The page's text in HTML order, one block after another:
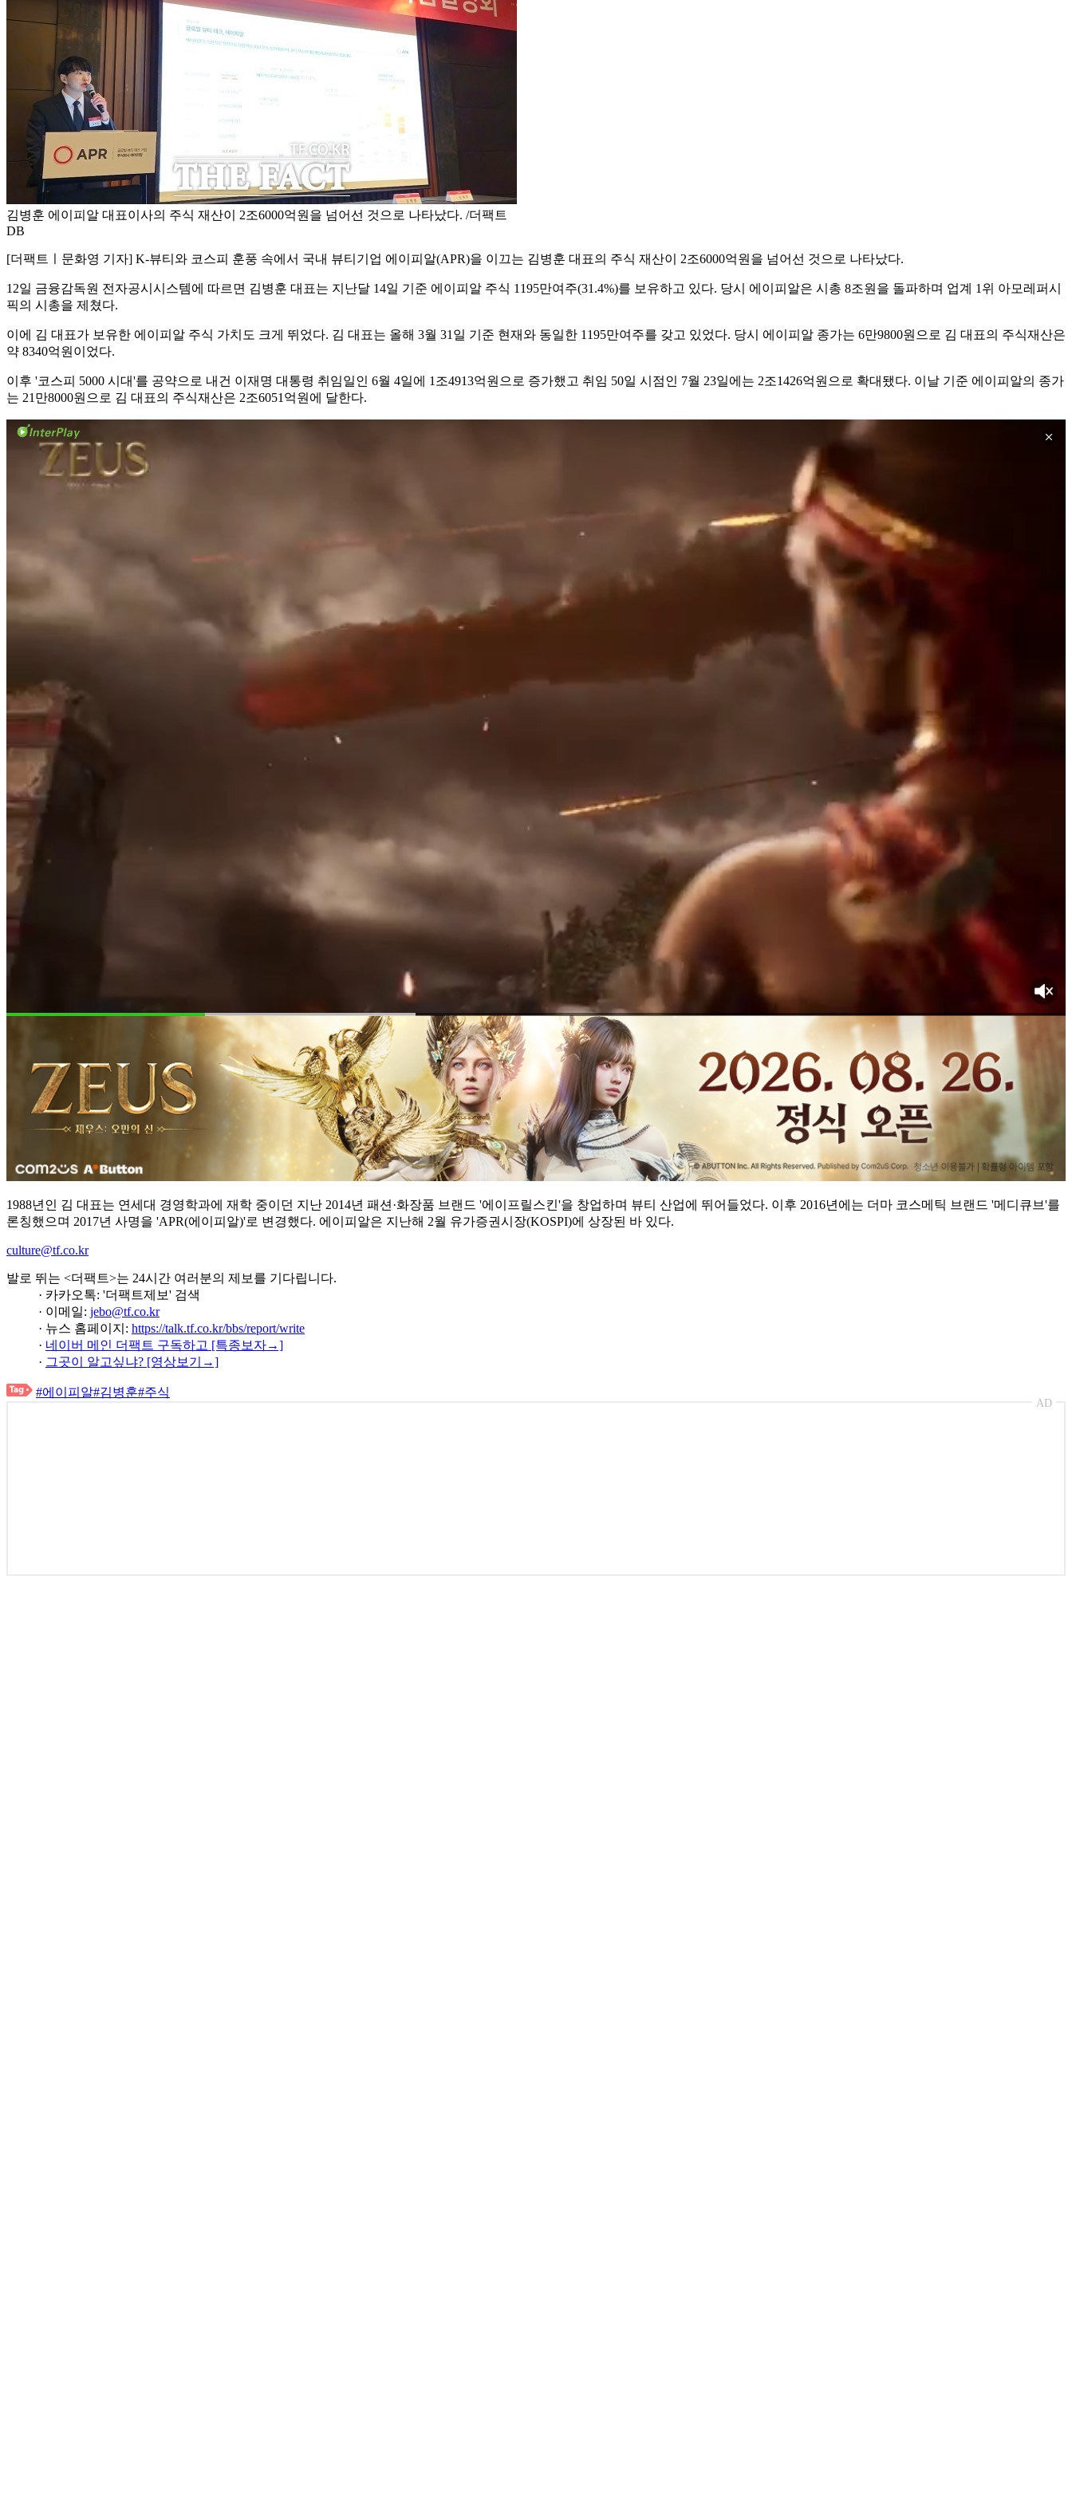
김병훈 에이피알 대표이사의 주식 재산이 2조6000억원을 넘어선 것으로 나타났다. /더팩트
DB
[더팩트ㅣ문화영 기자] K-뷰티와 코스피 훈풍 속에서 국내 뷰티기업 에이피알(APR)을 이끄는 김병훈 대표의 주식 재산이 2조6000억원을 넘어선 것으로 나타났다.
12일 금융감독원 전자공시시스템에 따르면 김병훈 대표는 지난달 14일 기준 에이피알 주식 1195만여주(31.4%)를 보유하고 있다. 당시 에이피알은 시총 8조원을 돌파하며 업계 1위 아모레퍼시
픽의 시총을 제쳤다.
이에 김 대표가 보유한 에이피알 주식 가치도 크게 뛰었다. 김 대표는 올해 3월 31일 기준 현재와 동일한 1195만여주를 갖고 있었다. 당시 에이피알 종가는 6만9800원으로 김 대표의 주식재산은
약 8340억원이었다.
이후 '코스피 5000 시대'를 공약으로 내건 이재명 대통령 취임일인 6월 4일에 1조4913억원으로 증가했고 취임 50일 시점인 7월 23일에는 2조1426억원으로 확대됐다. 이날 기준 에이피알의 종가
는 21만8000원으로 김 대표의 주식재산은 2조6051억원에 달한다.
1988년인 김 대표는 연세대 경영학과에 재학 중이던 지난 2014년 패션·화장품 브랜드 '에이프릴스킨'을 창업하며 뷰티 산업에 뛰어들었다. 이후 2016년에는 더마 코스메틱 브랜드 '메디큐브'를
론칭했으며 2017년 사명을 'APR(에이피알)'로 변경했다. 에이피알은 지난해 2월 유가증권시장(KOSPI)에 상장된 바 있다.
culture@tf.co.kr
발로 뛰는 <더팩트>는 24시간 여러분의 제보를 기다립니다.
· 카카오톡: '더팩트제보' 검색
· 이메일: jebo@tf.co.kr
· 뉴스 홈페이지: https://talk.tf.co.kr/bbs/report/write
· 네이버 메인 더팩트 구독하고 [특종보자→]
· 그곳이 알고싶냐? [영상보기→]
#에이피알#김병훈#주식
AD